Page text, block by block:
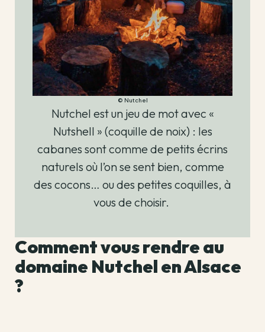
© Nutchel
Nutchel est un jeu de mot avec «
Nutshell » (coquille de noix) : les
cabanes sont comme de petits écrins
naturels où l’on se sent bien, comme
des cocons… ou des petites coquilles, à
vous de choisir.
Comment vous rendre au
domaine Nutchel en Alsace
?